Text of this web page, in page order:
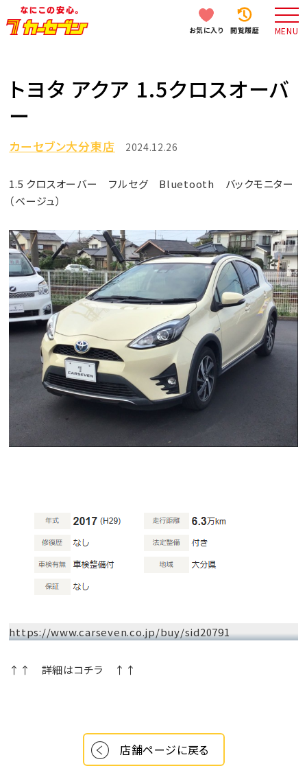
お気に入り 閲覧履歴 MENU
トヨタ アクア 1.5クロスオーバ
ー
カーセブン大分東店 2024.12.26
1.5 クロスオーバー フルセグ Bluetooth バックモニター
（ベージュ）
https://www.carseven.co.jp/buy/sid20791
↑↑ 詳細はコチラ ↑↑
店舗ページに戻る